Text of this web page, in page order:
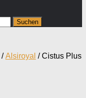
/Alsiroyal / Cistus Plus